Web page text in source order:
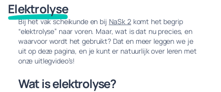
Elektrolyse
Bij het vak scheikunde en bij NaSk 2komt het begrip
“elektrolyse” naar voren. Maar, wat is dat nu precies, en
waarvoor wordt het gebruikt? Dat en meer leggen we je
uit op deze pagina, en je kunt er natuurlijk over leren met
onze uitlegvideo’s!
Wat is elektrolyse?